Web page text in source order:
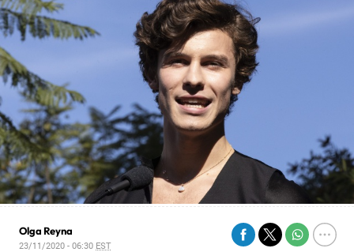
Olga Reyna
23/11/2020 - 06:30 EST